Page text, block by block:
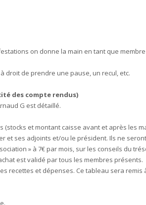
on donne la main en tant que
droit de prendre une pause, un recul, etc.
des compte rendus)
G est détaillé.
et montant caisse avant et après les
et ses adjoints et/ou le président. Ils ne
» à 7€ par mois, sur les conseils du
est validé par tous les membres présents.
recettes et dépenses. Ce tableau sera